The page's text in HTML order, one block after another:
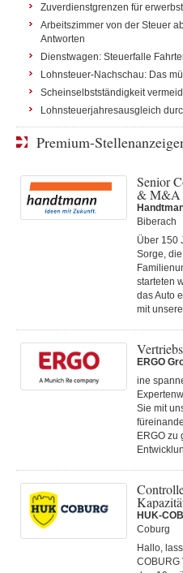
Zuverdienstgrenzen für
Arbeitszimmer von der Steuer
Antworten
Dienstwagen: Steuerfalle
Lohnsteuer-Nachschau: Das
Scheinselbstständigkeit
Lohnsteuerjahresausgleich
Premium-
Senior
& M&A
Biberach
Über 150
Sorge,
starteten
das Auto
mit
ERGO
ine
Sie mit
ERGO zu
HUK-
Coburg
Hallo,
COBURG